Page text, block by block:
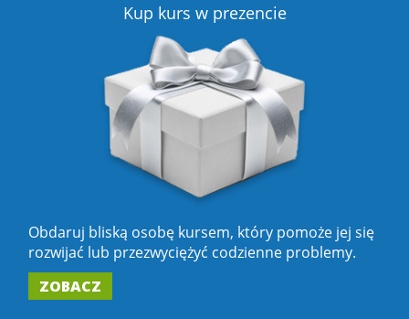
Kup kurs w prezencie
Obdaruj bliską osobę kursem, który pomoże jej się
rozwijać lub przezwyciężyć codzienne problemy.
ZOBACZ